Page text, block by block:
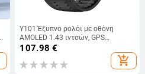
Y101 Έξυπνο ρολόι με οθόνη
AMOLED 1.43 ιντσών, GPS
τοποθέτηση, βαρομετρικός
πυξίδιο, αδιάβροχο έως 30 μ.,
αυτονομία μπαταρίας 7–14
107.98 €
add_shopping_cart